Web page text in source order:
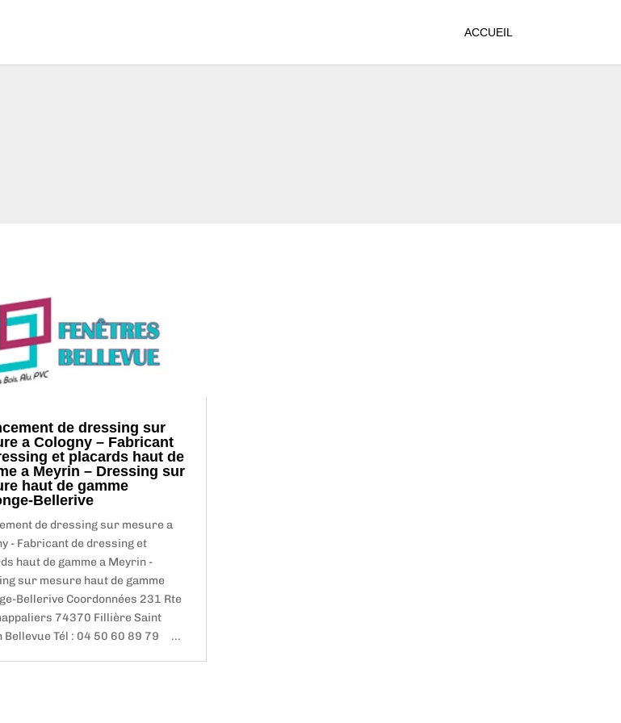
ACCUEIL
de dressing sur
a Cologny – Fabricant
et placards haut de
a Meyrin – Dressing sur
haut de gamme
Bellerive
de dressing sur mesure a
- Fabricant de dressing et
haut de gamme a Meyrin -
sur mesure haut de gamme
Bellerive Coordonnées 231 Rte
74370 Fillière Saint
Bellevue Tél : 04 50 60 89 79 ...